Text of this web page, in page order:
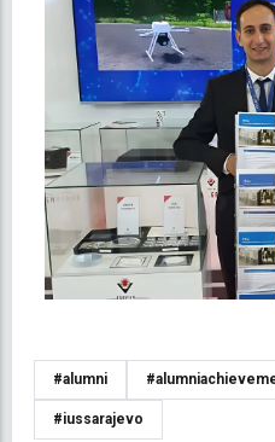
#alumni
#iussarajevo